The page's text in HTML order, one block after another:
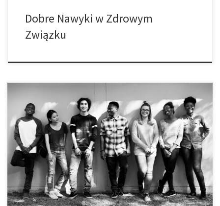
Dobre Nawyki w Zdrowym
Związku
Stoisz na podium w pokoju wypełnionym przez twoich
rówieśników lub kolegów i wszyscy się na ciebie gapią. Twoje
dłonie są wilgotne, twarz robi się czerwona, szyja i klatka
piersiowa się nabierają czerwonych plan i czujesz, jakbyś brał
udział w zajęciach sportowych. Jest tak gorąco1 odchrząkujesz,
żeby zacząć mówić, a kiedy […]